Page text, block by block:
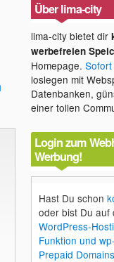
Über lima-city
lima-city bietet dir
werbefreien
Homepage.
loslegen mit
Datenbanken,
einer tollen
Login zum
Werbung!
Hast Du schon
oder bist Du auf
WordPress-
Funktion und
Prepaid Domains